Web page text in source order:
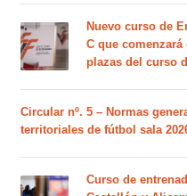
Nuevo curso de
C que comenzará
plazas del curso
Circular nº. 5 – Normas
territoriales de fútbol sala
Curso de